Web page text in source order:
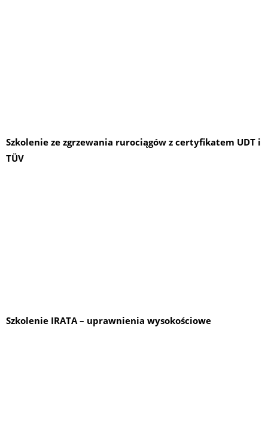
Szkolenie ze zgrzewania rurociągów z certyfikatem UDT i
TÜV
Szkolenie IRATA – uprawnienia wysokościowe